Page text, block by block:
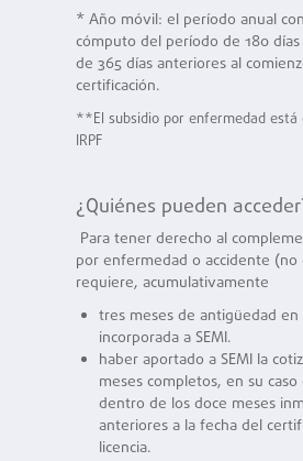
* Año móvil: el período anual
cómputo del período de 180
de 365 días anteriores al
certificación.
**El subsidio por enfermedad está
IRPF
¿Quiénes pueden
Para tener derecho al
por enfermedad o accidente (no
requiere, acumulativamente
tres meses de antigüedad en
incorporada a SEMI.
haber aportado a SEMI la
meses completos, en su
dentro de los doce meses
anteriores a la fecha del
licencia.